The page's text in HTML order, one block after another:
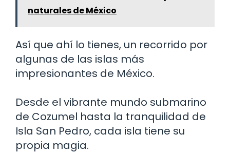
naturales de México
Así que ahí lo tienes, un recorrido por
algunas de las islas más
impresionantes de México.
Desde el vibrante mundo submarino
de Cozumel hasta la tranquilidad de
Isla San Pedro, cada isla tiene su
propia magia.